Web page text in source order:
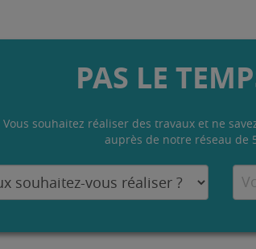
PAS LE
Vous souhaitez réaliser des travaux et ne
auprès de notre réseau de